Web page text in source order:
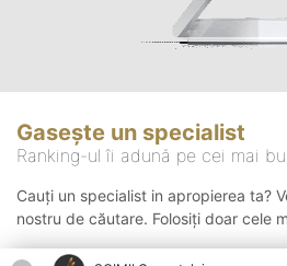
Gasește un specialist
Ranking-ul îi adună pe cei mai
Cauți un specialist in apropierea ta?
nostru de căutare. Folosiți doar cele